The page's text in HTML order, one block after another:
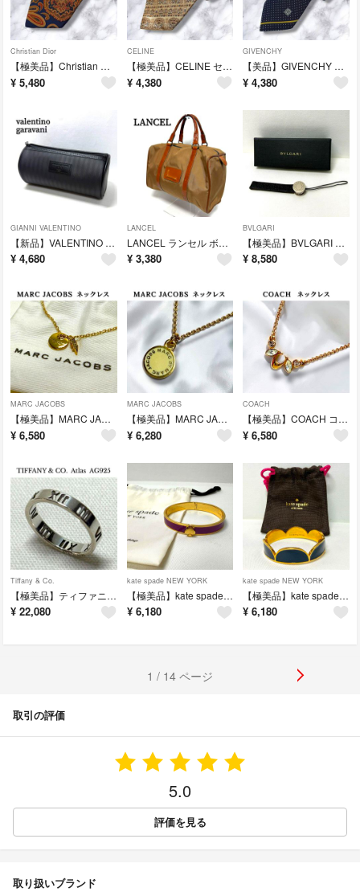
Christian Dior
【極美品】Christian Dior ディオール ネクタイ ペイズリー シルク
¥ 5,480
CELINE
【極美品】CELINE セリーヌ シルク ネクタイ 総柄 ベージュ ストラップ
¥ 4,380
GIVENCHY
【美品】GIVENCHY ジバンシィ ネクタイ ネイビー ドット柄 ロゴ シルク
¥ 4,380
GIANNI VALENTINO
【新品】VALENTINO ヴァレンティノ ポーチ ブラック 小物入れ マルチ
¥ 4,680
LANCEL
LANCEL ランセル ボストンバッグ ナイロン レザー 旅行バッグ ブラウン
¥ 3,380
BVLGARI
【極美品】BVLGARI ブルガリ レザー ストラップ キーホルダー ブラック
¥ 8,580
MARC JACOBS
【極美品】MARC JACOBS マークジェイコブス 稲妻チャーム ネックレス
¥ 6,580
MARC JACOBS
【極美品】MARC JACOBS マークジェイコブス ロゴプレート ネックレス
¥ 6,280
COACH
【極美品】COACH コーチ Cロゴ ネックレス ゴールド ラインストーン
¥ 6,580
Tiffany & Co.
【極美品】ティファニー アトラス 指輪 AG925 10.5号 シルバーリング
¥ 22,080
kate spade NEW YORK
【極美品】kate spade ケイトスペード バングル ブレスレット スペード
¥ 6,180
kate spade NEW YORK
【極美品】kate spade ケイトスペード バングル ブレスレット ゴールド
¥ 6,180
1 / 14 ページ
取引の評価
5.0
評価を見る
取り扱いブランド